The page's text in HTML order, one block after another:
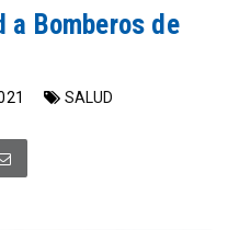
a Bomberos de
SALUD